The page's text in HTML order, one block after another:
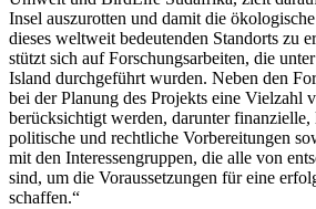
Insel auszurotten und damit die
dieses weltweit bedeutenden Standorts zu
stützt sich auf Forschungsarbeiten, die
Island durchgeführt wurden. Neben den
bei der Planung des Projekts eine Vielzahl
berücksichtigt werden, darunter finanzielle,
politische und rechtliche Vorbereitungen
mit den Interessengruppen, die alle von
sind, um die Voraussetzungen für eine
schaffen.“